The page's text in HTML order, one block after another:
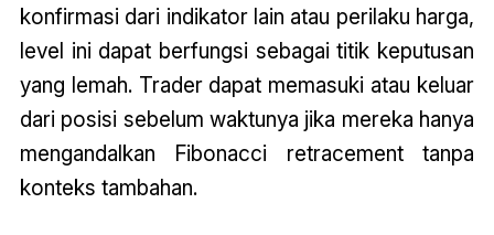
konfirmasi dari indikator lain atau perilaku harga,
level ini dapat berfungsi sebagai titik keputusan
yang lemah. Trader dapat memasuki atau keluar
dari posisi sebelum waktunya jika mereka hanya
mengandalkan Fibonacci retracement tanpa
konteks tambahan.